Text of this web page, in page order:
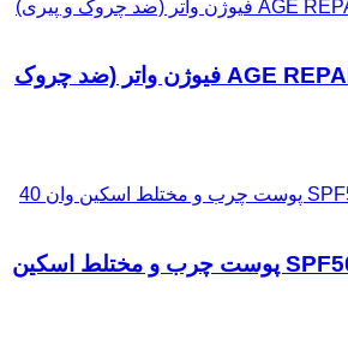
ضد آفتاب ایزدین AGE REPAIR فیوژن واتر (ضد چروک
ضد آفتاب فلویید +SPF50 پوست چرب و مختلط اسکین